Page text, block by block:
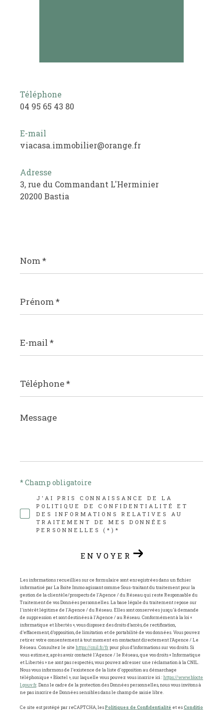
Téléphone
04 95 65 43 80
E-mail
viacasa.immobilier@orange.fr
Adresse
3, rue du Commandant L'Herminier
20200 Bastia
*
*
mail
*
*
Message
*
J'AI PRIS CONNAISSANCE DE LA
POLITIQUE DE CONFIDENTIALITÉ ET
DES INFORMATIONS RELATIVES AU
TRAITEMENT DE MES DONNÉES
PERSONNELLES (*)*
* Champ obligatoire
ENVOYER
Les informations recueillies sur ce formulaire sont enregistrées dans un fichier
informatisé par La Boite Immo agissant comme Sous-traitant du traitement pour la
gestion de la clientèle/prospects de l'Agence / du Réseau qui reste Responsable du
Traitement de vos Données personnelles. La base légale du traitement repose sur
l'intérêt légitime de l'Agence / du Réseau. Elles sont conservées jusqu'à demande
de suppression et sont destinées à l'Agence / au Réseau. Conformément à la loi «
informatique et libertés », vous disposez des droits d’accès, de rectification,
d’effacement, d’opposition, de limitation et de portabilité de vos données. Vous pouvez
retirer votre consentement à tout moment en contactant directement l’Agence / Le
Réseau. Consultez le site https://cnil.fr/frpour plus d’informations sur vos droits. Si
vous estimez, après avoir contacté l'Agence / le Réseau, que vos droits « Informatique
et Libertés » ne sont pas respectés, vous pouvez adresser une réclamation à la CNIL.
Nous vous informons de l’existence de la liste d'opposition au démarchage
téléphonique « Bloctel », sur laquelle vous pouvez vous inscrire ici :https://www.blocte
l.gouv.fr. Dans le cadre de la protection des Données personnelles, nous vous invitons à
ne pas inscrire de Données sensibles dans le champ de saisie libre.
Ce site est protégé par reCAPTCHA, lesPolitiques de Confidentialité et esConditio